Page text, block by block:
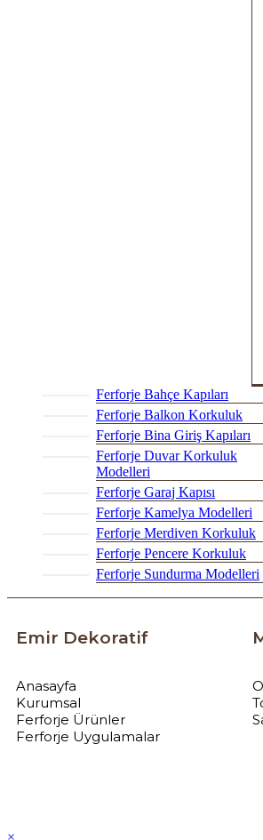
Ferforje Bahçe Kapıları
Ferforje Balkon Korkuluk
Ferforje Bina Giriş Kapıları
Ferforje Duvar Korkuluk
Modelleri
Ferforje Garaj Kapısı
Ferforje Kamelya Modelleri
Ferforje Merdiven Korkuluk
Ferforje Pencere Korkuluk
Ferforje Sundurma Modelleri
Emir Dekoratif
Anasayfa
Kurumsal
Ferforje Ürünler
Ferforje Uygulamalar
×